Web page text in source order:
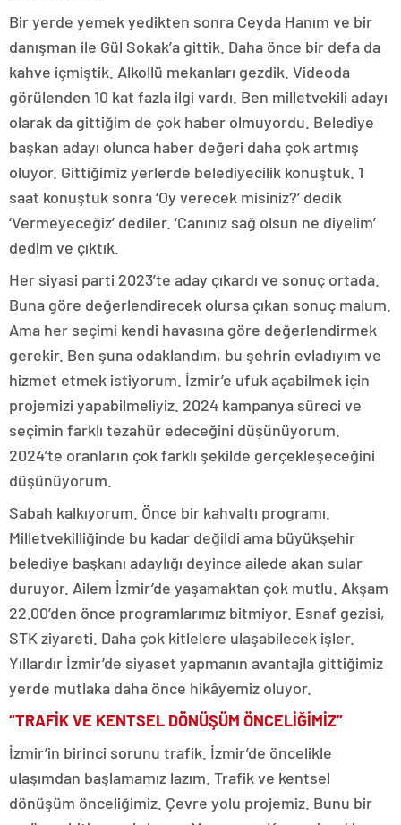
Bir yerde yemek yedikten sonra Ceyda Hanım ve bir
danışman ile Gül Sokak’a gittik. Daha önce bir defa da
kahve içmiştik. Alkollü mekanları gezdik. Videoda
görülenden 10 kat fazla ilgi vardı. Ben milletvekili adayı
olarak da gittiğim de çok haber olmuyordu. Belediye
başkan adayı olunca haber değeri daha çok artmış
oluyor. Gittiğimiz yerlerde belediyecilik konuştuk. 1
saat konuştuk sonra ‘Oy verecek misiniz?’ dedik
‘Vermeyeceğiz’ dediler. ‘Canınız sağ olsun ne diyelim’
dedim ve çıktık.
Her siyasi parti 2023’te aday çıkardı ve sonuç ortada.
Buna göre değerlendirecek olursa çıkan sonuç malum.
Ama her seçimi kendi havasına göre değerlendirmek
gerekir. Ben şuna odaklandım, bu şehrin evladıyım ve
hizmet etmek istiyorum. İzmir’e ufuk açabilmek için
projemizi yapabilmeliyiz. 2024 kampanya süreci ve
seçimin farklı tezahür edeceğini düşünüyorum.
2024’te oranların çok farklı şekilde gerçekleşeceğini
düşünüyorum.
Sabah kalkıyorum. Önce bir kahvaltı programı.
Milletvekilliğinde bu kadar değildi ama büyükşehir
belediye başkanı adaylığı deyince ailede akan sular
duruyor. Ailem İzmir’de yaşamaktan çok mutlu. Akşam
22.00’den önce programlarımız bitmiyor. Esnaf gezisi,
STK ziyareti. Daha çok kitlelere ulaşabilecek işler.
Yıllardır İzmir’de siyaset yapmanın avantajla gittiğimiz
yerde mutlaka daha önce hikâyemiz oluyor.
“TRAFİK VE KENTSEL DÖNÜŞÜM ÖNCELİĞİMİZ”
İzmir’in birinci sorunu trafik. İzmir’de öncelikle
ulaşımdan başlamamız lazım. Trafik ve kentsel
dönüşüm önceliğimiz. Çevre yolu projemiz. Bunu bir